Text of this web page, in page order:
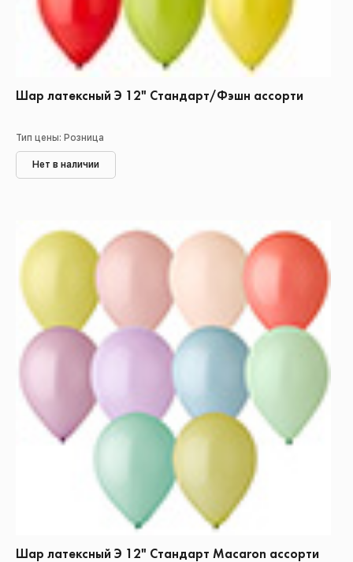
Шар латексный Э 12" Стандарт/Фэшн ассорти
Тип цены: Розница
Нет в наличии
Шар латексный Э 12" Стандарт Macaron ассорти